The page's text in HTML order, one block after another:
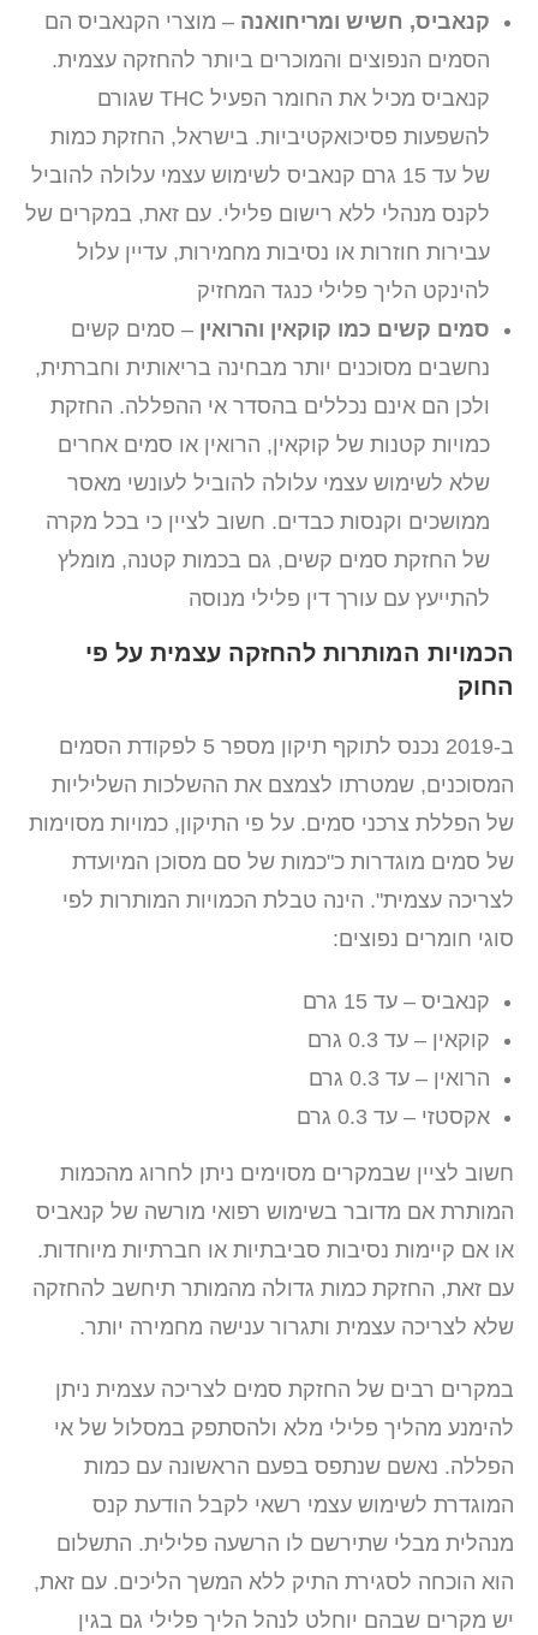
קנאביס, חשיש ומריחואנה – מוצרי הקנאביס הם
הסמים הנפוצים והמוכרים ביותר להחזקה עצמית.
קנאביס מכיל את החומר הפעיל THC שגורם
להשפעות פסיכואקטיביות. בישראל, החזקת כמות
של עד 15 גרם קנאביס לשימוש עצמי עלולה להוביל
לקנס מנהלי ללא רישום פלילי. עם זאת, במקרים של
עבירות חוזרות או נסיבות מחמירות, עדיין עלול
להינקט הליך פלילי כנגד המחזיק
סמים קשים כמו קוקאין והרואין – סמים קשים
נחשבים מסוכנים יותר מבחינה בריאותית וחברתית,
ולכן הם אינם נכללים בהסדר אי ההפללה. החזקת
כמויות קטנות של קוקאין, הרואין או סמים אחרים
שלא לשימוש עצמי עלולה להוביל לעונשי מאסר
ממושכים וקנסות כבדים. חשוב לציין כי בכל מקרה
של החזקת סמים קשים, גם בכמות קטנה, מומלץ
להתייעץ עם עורך דין פלילי מנוסה
הכמויות המותרות להחזקה עצמית על פי
החוק
ב-2019 נכנס לתוקף תיקון מספר 5 לפקודת הסמים
המסוכנים, שמטרתו לצמצם את ההשלכות השליליות
של הפללת צרכני סמים. על פי התיקון, כמויות מסוימות
של סמים מוגדרות כ"כמות של סם מסוכן המיועדת
לצריכה עצמית". הינה טבלת הכמויות המותרות לפי
סוגי חומרים נפוצים:
קנאביס – עד 15 גרם
קוקאין – עד 0.3 גרם
הרואין – עד 0.3 גרם
אקסטזי – עד 0.3 גרם
חשוב לציין שבמקרים מסוימים ניתן לחרוג מהכמות
המותרת אם מדובר בשימוש רפואי מורשה של קנאביס
או אם קיימות נסיבות סביבתיות או חברתיות מיוחדות.
עם זאת, החזקת כמות גדולה מהמותר תיחשב להחזקה
שלא לצריכה עצמית ותגרור ענישה מחמירה יותר.
במקרים רבים של החזקת סמים לצריכה עצמית ניתן
להימנע מהליך פלילי מלא ולהסתפק במסלול של אי
הפללה. נאשם שנתפס בפעם הראשונה עם כמות
המוגדרת לשימוש עצמי רשאי לקבל הודעת קנס
מנהלית מבלי שתירשם לו הרשעה פלילית. התשלום
הוא הוכחה לסגירת התיק ללא המשך הליכים. עם זאת,
יש מקרים שבהם יוחלט לנהל הליך פלילי גם בגין